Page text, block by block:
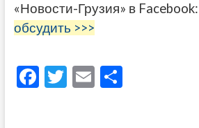
«Новости-Грузия» в Facebook:
обсудить >>>
F T E О